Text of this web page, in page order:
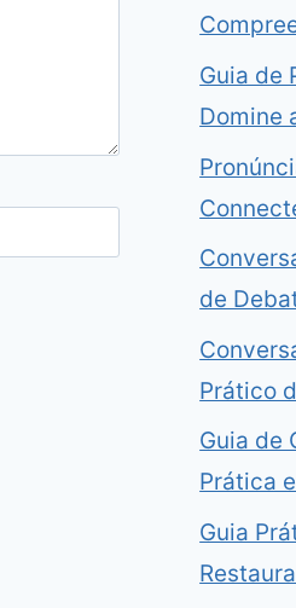
Guia de
Domine
de
Prático
Guia de
Prática
Guia